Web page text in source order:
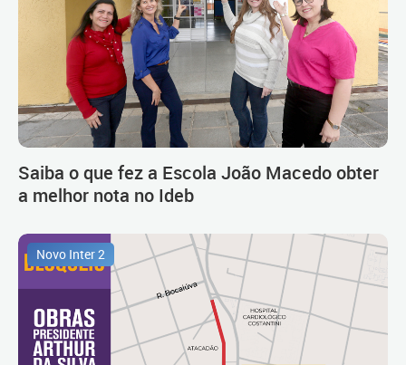
Saiba o que fez a Escola João Macedo obter
a melhor nota no Ideb
Novo Inter 2